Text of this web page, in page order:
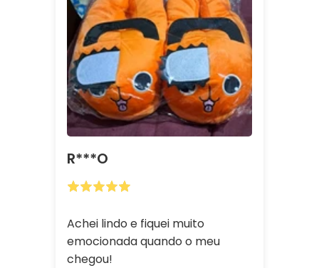
R***o
Achei lindo e fiquei muito
emocionada quando o meu
chegou!